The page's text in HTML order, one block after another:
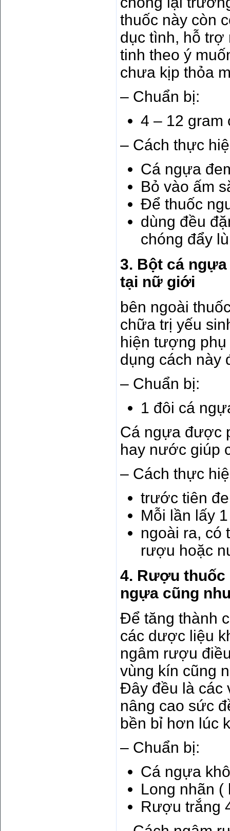
thuốc này còn
dục tình, hỗ trợ
tinh theo ý
chưa kịp thỏa
– Chuẩn bị:
4 – 12 gram
– Cách thực
Cá ngựa
Bỏ vào ấm
Để thuốc
dùng đều
chóng đẩy
3. Bột cá
tại nữ giới
bên ngoài
chữa trị yếu
hiện tượng
dụng cách này
– Chuẩn bị:
1 đôi cá
Cá ngựa được
hay nước giúp
– Cách thực
trước tiên
Mỗi lần lấy
ngoài ra, có
rượu hoặc
4. Rượu
ngựa cũng
Để tăng thành
các dược liệu
ngâm rượu
vùng kín cũng
Đây đều là các
nâng cao sức
bền bỉ hơn lúc
– Chuẩn bị:
Cá ngựa
Long nhãn (
Rượu trắng